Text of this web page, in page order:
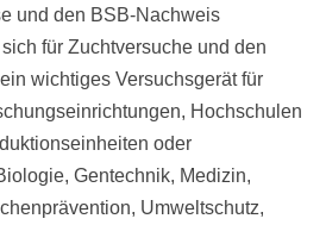
und den BSB-Nachweis
für Zuchtversuche und den
wichtiges Versuchsgerät für
Hochschulen
oder
Gentechnik, Medizin,
Umweltschutz,